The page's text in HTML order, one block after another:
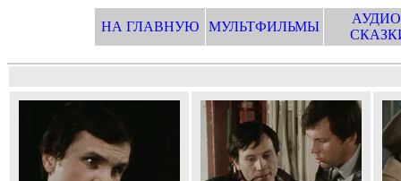
НА ГЛАВНУЮ МУЛЬТФИЛЬМЫ